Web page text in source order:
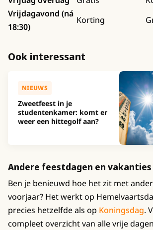
Vrijdagavond (ná
18:30)
Korting
Ook interessant
NIEUWS
Zweetfeest in je
studentenkamer: komt er
weer een hittegolf aan?
Andere feestdagen en vakanties
Ben je benieuwd hoe het zit met
voorjaar? Het werkt op
precies hetzelfde als op Koningsdag.
compleet overzicht van alle vrije